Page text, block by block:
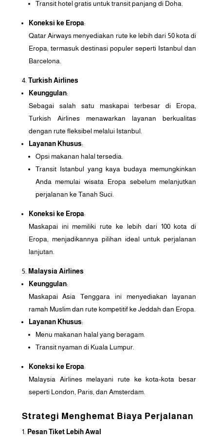
Transit hotel gratis untuk transit panjang di Doha.
Koneksi ke Eropa:
Qatar Airways menyediakan rute ke lebih dari 50 kota di
Eropa, termasuk destinasi populer seperti Istanbul dan
Barcelona.
Turkish Airlines
Keunggulan:
Sebagai salah satu maskapai terbesar di Eropa,
Turkish Airlines menawarkan layanan berkualitas
dengan rute fleksibel melalui Istanbul.
Layanan Khusus:
Opsi makanan halal tersedia.
Transit Istanbul yang kaya budaya memungkinkan
Anda memulai wisata Eropa sebelum melanjutkan
perjalanan ke Tanah Suci.
Koneksi ke Eropa:
Maskapai ini memiliki rute ke lebih dari 100 kota di
Eropa, menjadikannya pilihan ideal untuk perjalanan
lanjutan.
Malaysia Airlines
Keunggulan:
Maskapai Asia Tenggara ini menyediakan layanan
ramah Muslim dan rute kompetitif ke Jeddah dan Eropa.
Layanan Khusus:
Menu makanan halal yang beragam.
Transit nyaman di Kuala Lumpur.
Koneksi ke Eropa:
Malaysia Airlines melayani rute ke kota-kota besar
seperti London, Paris, dan Amsterdam.
Strategi Menghemat Biaya Perjalanan
Pesan Tiket Lebih Awal